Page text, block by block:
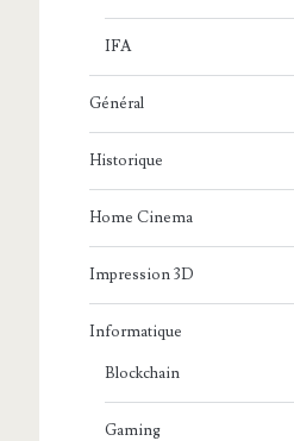
IFA
Général
Historique
Home Cinema
Impression 3D
Informatique
Blockchain
Gaming